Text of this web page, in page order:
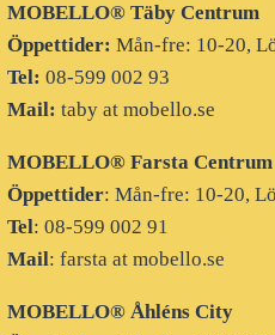
MOBELLO® Täby Centrum
Öppettider: Mån-fre: 10-20,
Tel: 08-599 002 93
Mail: taby at mobello.se
MOBELLO® Farsta Centrum
Öppettider: Mån-fre: 10-20,
Tel: 08-599 002 91
Mail: farsta at mobello.se
MOBELLO® Åhléns City